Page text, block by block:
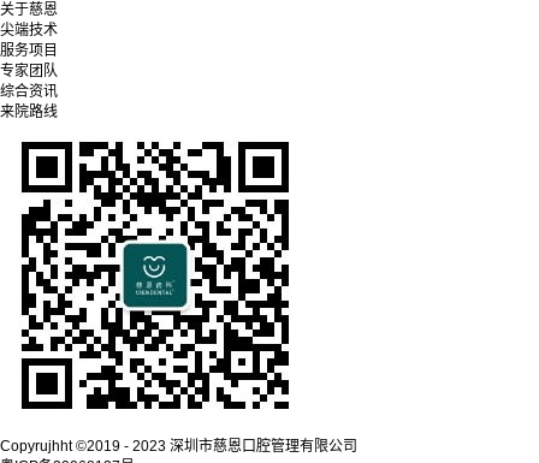
关于慈恩
尖端技术
服务项目
专家团队
综合资讯
来院路线
Copyrujhht ©2019 - 2023 深圳市慈恩口腔管理有限公司